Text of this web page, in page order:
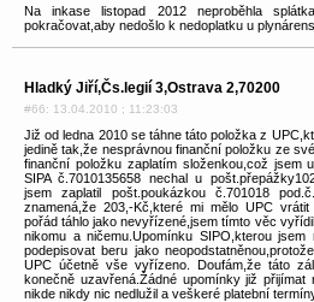
Na inkase listopad 2012 neproběhla
pokračovat,aby nedošlo k nedoplatku u
Hladký Jiří,Čs.legií 3,Ostrava 2,70200
#66: 13.04.2010 ; 11:23:03
Již od ledna 2010 se táhne táto položka z
jedině tak,že nesprávnou finanční položku ze
finanční položku zaplatím složenkou,což jsem
SIPA č.7010135658 nechal u
jsem zaplatil pošt.poukázkou č.701018
znamená,že 203,-Kč,které mi mělo UPC
pořád táhlo jako nevyřízené,jsem tímto věc
nikomu a ničemu.Upomínku SIPO,kterou
podepisovat beru jako
UPC účetně vše vyřízeno. Doufám,že táto
konečně uzavřená.Žádné upomínky již přijímat
nikde nikdy nic nedlužil a veškeré platební